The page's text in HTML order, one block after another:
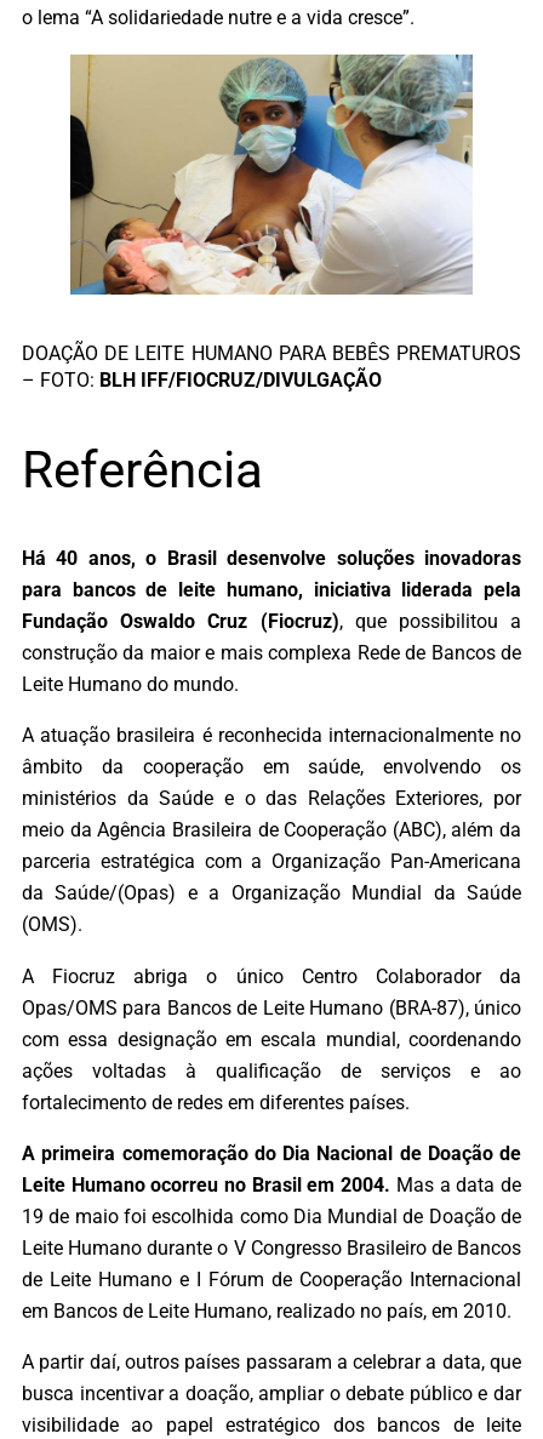
o lema “A solidariedade nutre e a vida cresce”.
DOAÇÃO DE LEITE HUMANO PARA BEBÊS PREMATUROS
– FOTO: BLH IFF/FIOCRUZ/DIVULGAÇÃO
Referência
Há 40 anos, o Brasil desenvolve soluções inovadoras
para bancos de leite humano, iniciativa liderada pela
Fundação Oswaldo Cruz (Fiocruz), que possibilitou a
construção da maior e mais complexa Rede de Bancos de
Leite Humano do mundo.
A atuação brasileira é reconhecida internacionalmente no
âmbito da cooperação em saúde, envolvendo os
ministérios da Saúde e o das Relações Exteriores, por
meio da Agência Brasileira de Cooperação (ABC), além da
parceria estratégica com a Organização Pan-Americana
da Saúde/(Opas) e a Organização Mundial da Saúde
(OMS).
A Fiocruz abriga o único Centro Colaborador da
Opas/OMS para Bancos de Leite Humano (BRA-87), único
com essa designação em escala mundial, coordenando
ações voltadas à qualificação de serviços e ao
fortalecimento de redes em diferentes países.
A primeira comemoração do Dia Nacional de Doação de
Leite Humano ocorreu no Brasil em 2004. Mas a data de
19 de maio foi escolhida como Dia Mundial de Doação de
Leite Humano durante o V Congresso Brasileiro de Bancos
de Leite Humano e I Fórum de Cooperação Internacional
em Bancos de Leite Humano, realizado no país, em 2010.
A partir daí, outros países passaram a celebrar a data, que
busca incentivar a doação, ampliar o debate público e dar
visibilidade ao papel estratégico dos bancos de leite